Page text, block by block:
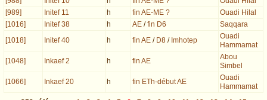
[989]
Initef 11 h fin AE-ME ?
Ouadi Hilal
[1016]
Initef 38 h AE /fin D6
Saqqara
[1018]
Initef 40 h fin AE / D8 / Imhotep
Ouadi
Hammamat
[1048]
Inkaef 2 h fin AE
Abou
Simbel
[1066]
Inkaef 20 h fin ETh-début AE
Ouadi
Hammamat